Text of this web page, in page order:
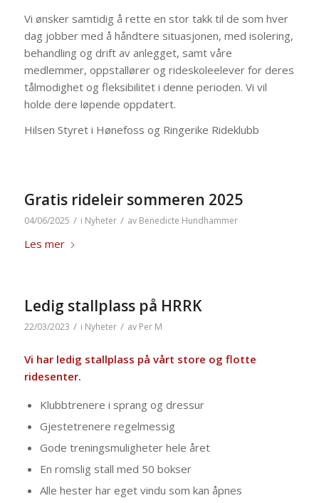
Vi ønsker samtidig å rette en stor takk til de som hver
dag jobber med å håndtere situasjonen, med isolering,
behandling og drift av anlegget, samt våre
medlemmer, oppstallører og rideskoleelever for deres
tålmodighet og fleksibilitet i denne perioden. Vi vil
holde dere løpende oppdatert.
Hilsen Styret i Hønefoss og Ringerike Rideklubb
Gratis rideleir sommeren 2025
04/06/2025 / i Nyheter / av Benedicte Hundhammer
Les mer
Ledig stallplass på HRRK
22/03/2023 / i Nyheter / av Per M
Vi har ledig stallplass på vårt store og flotte
ridesenter.
Klubbtrenere i sprang og dressur
Gjestetrenere regelmessig
Gode treningsmuligheter hele året
En romslig stall med 50 bokser
Alle hester har eget vindu som kan åpnes